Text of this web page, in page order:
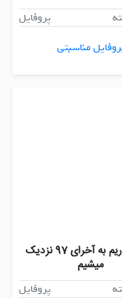
پروفایل
مناسبتی
کم کم داریم به آخرای 97 نزدیک
میشیم
پروفایل